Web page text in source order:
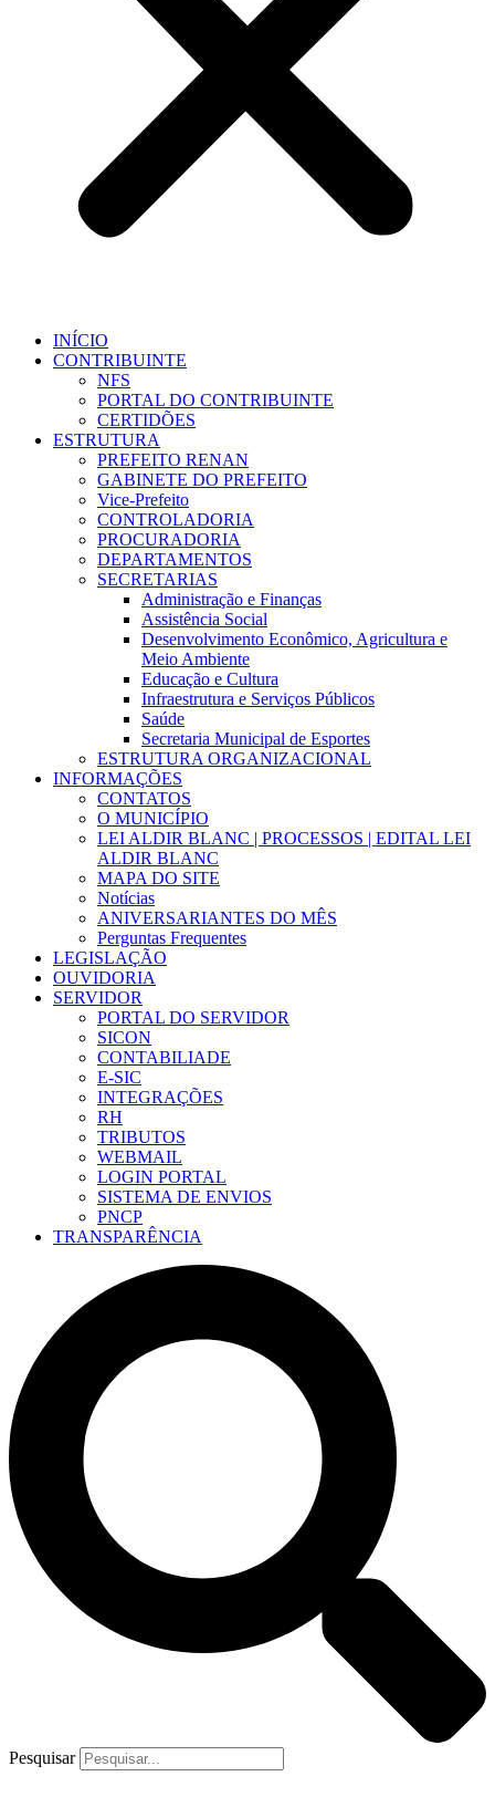
INÍCIO
CONTRIBUINTE
NFS
PORTAL DO CONTRIBUINTE
CERTIDÕES
ESTRUTURA
PREFEITO RENAN
GABINETE DO PREFEITO
Vice-Prefeito
CONTROLADORIA
PROCURADORIA
DEPARTAMENTOS
SECRETARIAS
Administração e Finanças
Assistência Social
Desenvolvimento Econômico, Agricultura e
Meio Ambiente
Educação e Cultura
Infraestrutura e Serviços Públicos
Saúde
Secretaria Municipal de Esportes
ESTRUTURA ORGANIZACIONAL
INFORMAÇÕES
CONTATOS
O MUNICÍPIO
LEI ALDIR BLANC | PROCESSOS | EDITAL LEI
ALDIR BLANC
MAPA DO SITE
Notícias
ANIVERSARIANTES DO MÊS
Perguntas Frequentes
LEGISLAÇÃO
OUVIDORIA
SERVIDOR
PORTAL DO SERVIDOR
SICON
CONTABILIADE
E-SIC
INTEGRAÇÕES
RH
TRIBUTOS
WEBMAIL
LOGIN PORTAL
SISTEMA DE ENVIOS
PNCP
TRANSPARÊNCIA
Pesquisar